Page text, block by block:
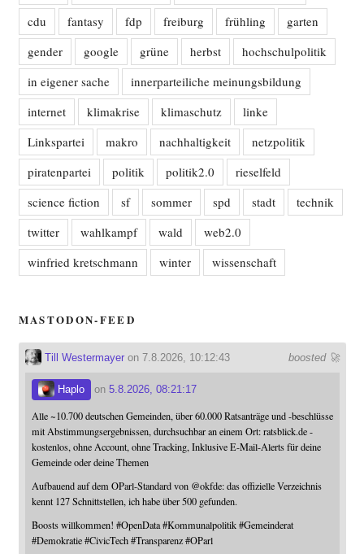
cdu
fantasy fdp freiburg frühling
garten
gender
google grüne herbst
hochschulpolitik
in eigener sache
innerparteiliche meinungsbildung
internet
klimakrise klimaschutz
linke
Linkspartei
makro nachhaltigkeit
netzpolitik
piratenpartei
politik politik2.0
rieselfeld
science fiction
sf sommer spd stadt
technik
twitter
wahlkampf wald
web2.0
winfried kretschmann
winter wissenschaft
MASTODON-FEED
boosted 🚀
Till Westermayeron 7.8.2026, 10:12:43
Haplo on 5.8.2026, 08:21:17
Alle ~10.700 deutschen Gemeinden, über 60.000 Ratsanträge und -beschlüsse
mit Abstimmungsergebnissen, durchsuchbar an einem Ort: ratsblick.de -
kostenlos, ohne Account, ohne Tracking, Inklusive E-Mail-Alerts für deine
Gemeinde oder deine Themen
Aufbauend auf dem OParl-Standard von @okfde: das offizielle Verzeichnis
kennt 127 Schnittstellen, ich habe über 500 gefunden.
Boosts willkommen! #OpenData #Kommunalpolitik #Gemeinderat
#Demokratie #CivicTech #Transparenz #OParl